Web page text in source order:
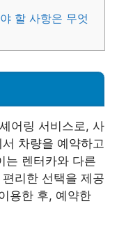
할 사항은 무엇
어링 서비스로, 사
차량을 예약하고
는 렌터카와 다른
리한 선택을 제공
용한 후, 예약한